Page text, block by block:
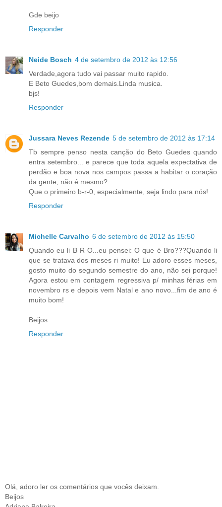
Gde beijo
Responder
Neide Bosch 4 de setembro de 2012 às 12:56
Verdade,agora tudo vai passar muito rapido.
E Beto Guedes,bom demais.Linda musica.
bjs!
Responder
Jussara Neves Rezende 5 de setembro de 2012 às 17:14
Tb sempre penso nesta canção do Beto Guedes quando
entra setembro... e parece que toda aquela expectativa de
perdão e boa nova nos campos passa a habitar o coração
da gente, não é mesmo?
Que o primeiro b-r-0, especialmente, seja lindo para nós!
Responder
Michelle Carvalho 6 de setembro de 2012 às 15:50
Quando eu li B R O...eu pensei: O que é Bro???Quando li
que se tratava dos meses ri muito! Eu adoro esses meses,
gosto muito do segundo semestre do ano, não sei porque!
Agora estou em contagem regressiva p/ minhas férias em
novembro rs e depois vem Natal e ano novo...fim de ano é
muito bom!
Beijos
Responder
Olá, adoro ler os comentários que vocês deixam.
Beijos